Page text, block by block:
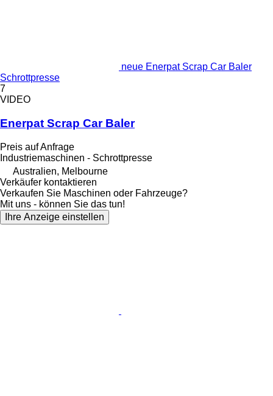
neue Enerpat Scrap Car Baler
Schrottpresse
7
VIDEO
Enerpat Scrap Car Baler
Preis auf Anfrage
Industriemaschinen - Schrottpresse
Australien, Melbourne
Verkäufer kontaktieren
Verkaufen Sie Maschinen oder Fahrzeuge?
Mit uns - können Sie das tun!
Ihre Anzeige einstellen